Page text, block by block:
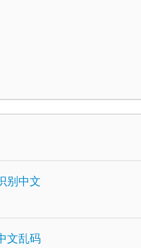
别中文
文乱码